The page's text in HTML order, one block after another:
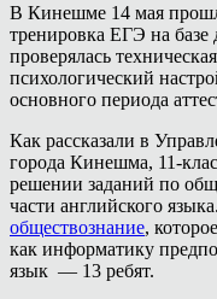
В Кинешме 14 мая
тренировка ЕГЭ на базе
проверялась
психологический
основного периода
Как рассказали в
города Кинешма, 11-
решении заданий по
части английского языка.
обществознание,
как информатику
язык — 13 ребят.